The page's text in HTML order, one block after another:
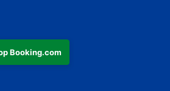
Booking.com